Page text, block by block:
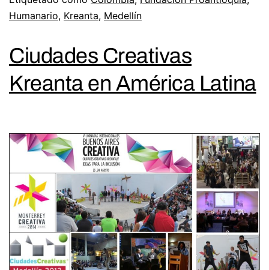
Humanario, Kreanta, Medellín
Ciudades Creativas
Kreanta en América Latina